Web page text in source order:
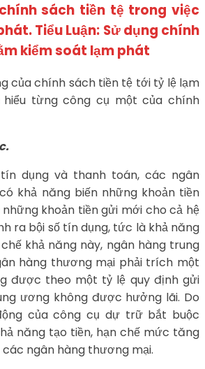
sách tiền tệ trong việc
Tiểu Luận: Sử dụng chính
kiểm soát lạm phát
của chính sách tiền tệ tới tỷ lệ lạm
từng công cụ một của chính
dụng và thanh toán, các ngân
khả năng biến những khoản tiền
khoản tiền gửi mới cho cả hệ
ra bội số tín dụng, tức là khả năng
khả năng này, ngân hàng trung
hàng thương mại phải trích một
được theo một tỷ lệ quy định gửi
ương không được hưởng lãi. Do
của công cụ dự trữ bắt buộc
năng tạo tiền, hạn chế mức tăng
ngân hàng thương mại.